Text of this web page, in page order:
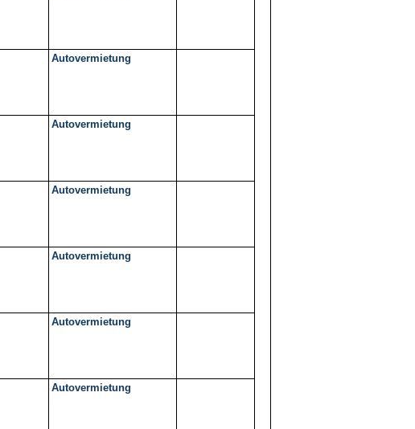
Autovermietung
Autovermietung
Autovermietung
Autovermietung
Autovermietung
Autovermietung